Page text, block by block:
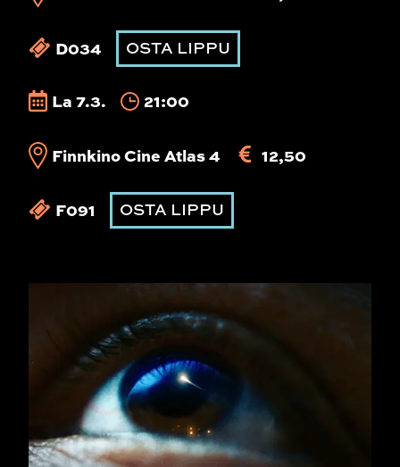
D034 OSTA LIPPU
La 7.3. 21:00
Finnkino Cine Atlas 4 12,50
F091 OSTA LIPPU